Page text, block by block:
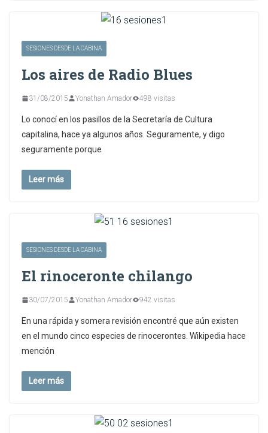
SESIONES DESDE LA CABINA
Los aires de Radio Blues
31/08/2015 Yonathan Amador 498 visitas
Lo conocí en los pasillos de la Secretaría de Cultura
capitalina, hace ya algunos años. Seguramente, y digo
seguramente porque
Leer más
SESIONES DESDE LA CABINA
El rinoceronte chilango
30/07/2015 Yonathan Amador 942 visitas
En una rápida y somera revisión encontré que aún existen
en el mundo cinco especies de rinocerontes. Wikipedia hace
mención
Leer más